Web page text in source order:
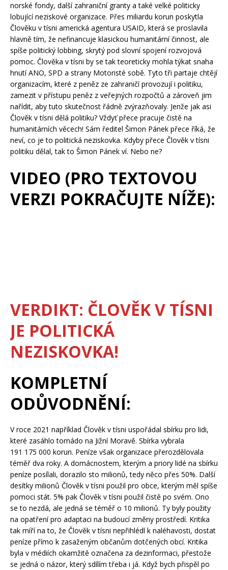
norské fondy, další zahraniční granty a také velké politicky
lobující neziskové organizace. Přes miliardu korun poskytla
Člověku v tísni americká agentura USAID, která se proslavila
hlavně tím, že nefinancuje klasickou humanitární činnost, ale
spíše politický lobbing, skrytý pod slovní spojení rozvojová
pomoc. Člověka v tísni by se tak teoreticky mohla týkat snaha
hnutí ANO, SPD a strany Motoristé sobě. Tyto tři partaje chtějí
organizacím, které z peněz ze zahraničí provozují i politiku,
zamezit v přístupu peněz z veřejných rozpočtů a zároveň jim
nařídit, aby tuto skutečnost řádně zvýrazňovaly. Jenže jak asi
Člověk v tísni dělá politiku? Vždyť přece pracuje čistě na
humanitárních věcech! Sám ředitel Šimon Pánek přece říká, že
neví, co je to politická neziskovka. Kdyby přece Člověk v tísni
politiku dělal, tak to Šimon Pánek ví. Nebo ne?
VIDEO (PRO TEXTOVOU
VERZI POKRAČUJTE NÍŽE):
VERDIKT: ČLOVĚK V TÍSNI
JE POLITICKÁ
NEZISKOVKA!
KOMPLETNÍ
ODŮVODNĚNÍ:
V roce 2021 například Člověk v tísni uspořádal sbírku pro lidi,
které zasáhlo tornádo na Jižní Moravě. Sbírka vybrala
191 175 000 korun. Peníze však organizace přerozdělovala
téměř dva roky. A domácnostem, kterým a priory lidé na sbírku
peníze posílali, dorazilo sto milionů, tedy něco přes 50%. Další
desítky milionů Člověk v tísni použil pro obce, kterým měl spíše
pomoci stát. 5% pak Člověk v tísni použil čistě po svém. Ono
se to nezdá, ale jedná se téměř o 10 milionů. Ty byly použity
na opatření pro adaptaci na budoucí změny prostředí. Kritika
tak míří na to, že Člověk v tísni nepřihlédl k naléhavosti, dostat
peníze přímo k zasaženým občanům dotčených obcí. Kritika
byla v médiích okamžitě označena za dezinformaci, přestože
se jedná o názor, který sdílím třeba i já. Když bych přispěl po